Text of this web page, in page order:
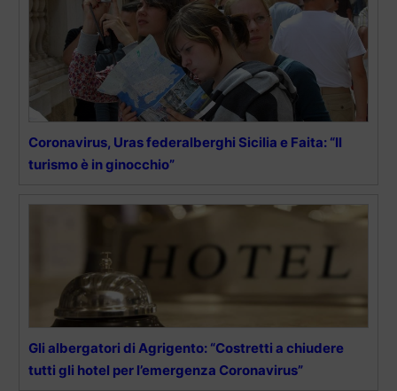
Coronavirus, Uras federalberghi Sicilia e Faita: “Il
turismo è in ginocchio”
Gli albergatori di Agrigento: “Costretti a chiudere
tutti gli hotel per l’emergenza Coronavirus”